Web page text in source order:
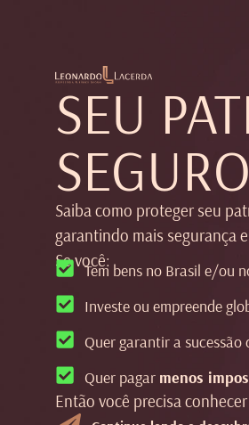
SEU
Saiba como proteger seu
garantindo mais segurança
Se você:Tem bens no Brasil e/ou
Investe ou empreende
Quer garantir a sucessão
Quer pagar menos
Então você precisa